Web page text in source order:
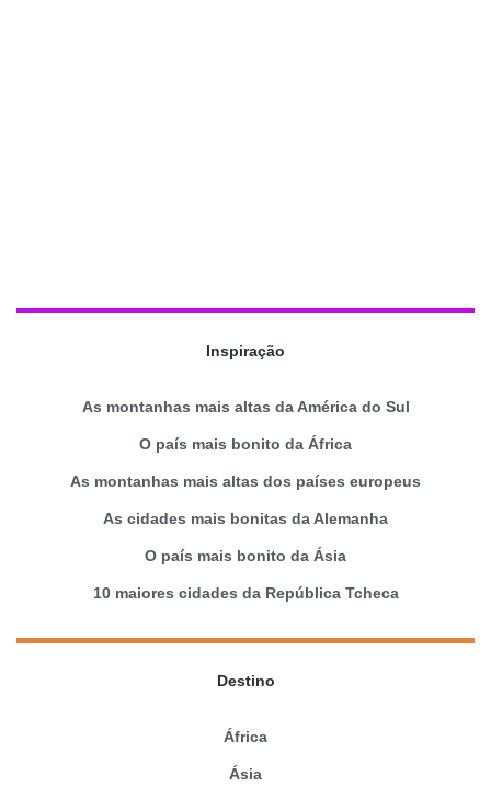
Inspiração
As montanhas mais altas da América do Sul
O país mais bonito da África
As montanhas mais altas dos países europeus
As cidades mais bonitas da Alemanha
O país mais bonito da Ásia
10 maiores cidades da República Tcheca
Destino
África
Ásia